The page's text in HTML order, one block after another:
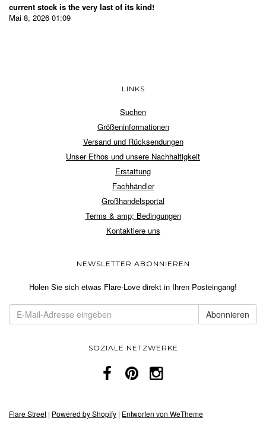
current stock is the very last of its kind!
Mai 8, 2026 01:09
LINKS
Suchen
Größeninformationen
Versand und Rücksendungen
Unser Ethos und unsere Nachhaltigkeit
Erstattung
Fachhändler
Großhandelsportal
Terms & amp; Bedingungen
Kontaktiere uns
NEWSLETTER ABONNIEREN
Holen Sie sich etwas Flare-Love direkt in Ihren Posteingang!
SOZIALE NETZWERKE
Flare Street | Powered by Shopify | Entworfen von WeTheme